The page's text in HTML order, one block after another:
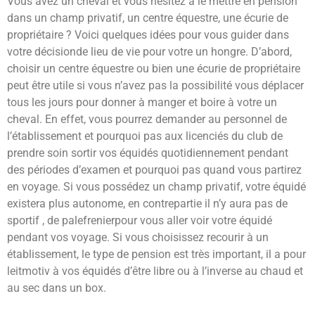
dans un champ privatif, un centre équestre, une écurie de
propriétaire ? Voici quelques idées pour vous guider dans
votre décisionde lieu de vie pour votre un hongre. D’abord,
choisir un centre équestre ou bien une écurie de propriétaire
peut être utile si vous n’avez pas la possibilité vous déplacer
tous les jours pour donner à manger et boire à votre un
cheval. En effet, vous pourrez demander au personnel de
l’établissement et pourquoi pas aux licenciés du club de
prendre soin sortir vos équidés quotidiennement pendant
des périodes d’examen et pourquoi pas quand vous partirez
en voyage. Si vous possédez un champ privatif, votre équidé
existera plus autonome, en contrepartie il n’y aura pas de
sportif , de palefrenierpour vous aller voir votre équidé
pendant vos voyage. Si vous choisissez recourir à un
établissement, le type de pension est très important, il a pour
leitmotiv à vos équidés d’être libre ou à l’inverse au chaud et
au sec dans un box.